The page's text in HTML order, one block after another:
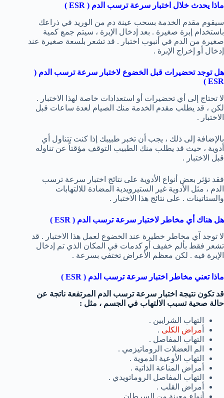
ماذا يحدث خلال اختبار سرعة ترسب الدم ( ESR
)
سيقوم مقدم الخدمة بسحب عينة دم من الوريد في ذراعك
باستخدام إبرة صغيرة . بعد إدخال الإبرة ، سيتم جمع كمية
صغيرة من الدم في أنبوب اختبار . قد تشعر بلسعة صغيرة عند
إدخال أو إخراج الإبرة .
هل توجد تحضيرات قبل الخضوع لاختبار سرعة ترسب الدم (
ESR
)
لا تحتاج إلى أي تحضيرات أو استعدادات خاصة لهذا الاختبار .
لكن ، قد يطلب مقدم الخدمة منك الصيام لعدة ساعات قبل
الاختبار .
بالإضافة إلى ذلك ، يجب أن تخبر طبيبك إذا كنت تتناول أي
أدوية ، حيث قد يطلب منك الطبيب التوقف مؤقتاً عن تناوله
قبل الاختبار .
فقد تؤثر بعض أنواع الأدوية على نتائج اختبار سرعة ترسب
الدم ، مثل الأدوية غير الستيرويدية المضادة للالتهابات
والستاتينات . على نتائج هذا الاختبار .
هل هناك أي مخاطر لاختبار سرعة ترسب الدم ( ESR
)
لا توجد آي مخاطر خطيرة عند الخضوع لعمل هذا الاختبار . قد
تشعر فقط بألم خفيف أو كدمات في المكان الذي تم إدخال
الإبرة فيه . لكن معظم الأعراض تختفي بسرعة .
ماذا تعني مخاطر اختبار سرعة ترسب الدم ( ESR
)
قد تكون نتيجة اختبار سرعة ترسب الدم المرتفعة ناتجة عن
حالة صحية تسبب الالتهاب في الجسم ، مثل :
التهاب الشرايين .
مراض الكلى .
التهاب المفاصل .
الم العضلات الروماتيزمي .
التهاب الأوعية الدموية .
أمراض المناعة الذاتية .
التهاب المفاصل الروماتويدي .
أمراض القلب .
أنواع معينة من السرطان .